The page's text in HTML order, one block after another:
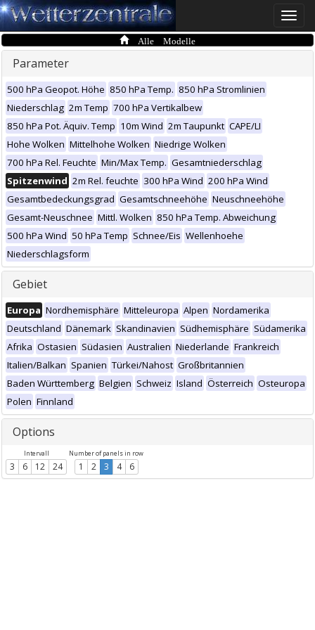
Toggle
Alle Modelle
Parameter
500 hPa Geopot. Höhe 850 hPa Temp. 850 hPa Stromlinien
Niederschlag 2m Temp 700 hPa Vertikalbew
850 hPa Pot. Äquiv. Temp 10m Wind 2m Taupunkt CAPE/LI
Hohe Wolken Mittelhohe Wolken Niedrige Wolken
700 hPa Rel. Feuchte Min/Max Temp. Gesamtniederschlag
Spitzenwind 2m Rel. feuchte 300 hPa Wind 200 hPa Wind
Gesamtbedeckungsgrad Gesamtschneehöhe Neuschneehöhe
Gesamt-Neuschnee Mittl. Wolken 850 hPa Temp. Abweichung
500 hPa Wind 50 hPa Temp Schnee/Eis Wellenhoehe
Niederschlagsform
Gebiet
Europa Nordhemisphäre Mitteleuropa Alpen Nordamerika
Deutschland Dänemark Skandinavien Südhemisphäre Südamerika
Afrika Ostasien Südasien Australien Niederlande Frankreich
Italien/Balkan Spanien Türkei/Nahost Großbritannien
Baden Württemberg Belgien Schweiz Island Österreich Osteuropa
Polen Finnland
Options
Intervall
3 6 12 24
Number of panels in row
1 2 3 4 6